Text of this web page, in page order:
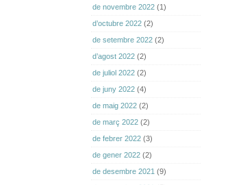
de novembre 2022 (1)
d’octubre 2022 (2)
de setembre 2022 (2)
d’agost 2022 (2)
de juliol 2022 (2)
de juny 2022 (4)
de maig 2022 (2)
de març 2022 (2)
de febrer 2022 (3)
de gener 2022 (2)
de desembre 2021 (9)